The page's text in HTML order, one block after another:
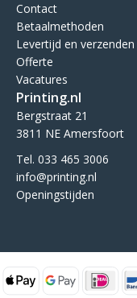
Contact
Betaalmethoden
Levertijd en verzenden
Offerte
Vacatures
Printing.nl
Bergstraat 21
3811 NE Amersfoort
Tel. 033 465 3006
info@printing.nl
Openingstijden